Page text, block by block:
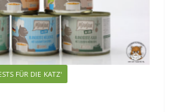
FÜR DIE KATZ'